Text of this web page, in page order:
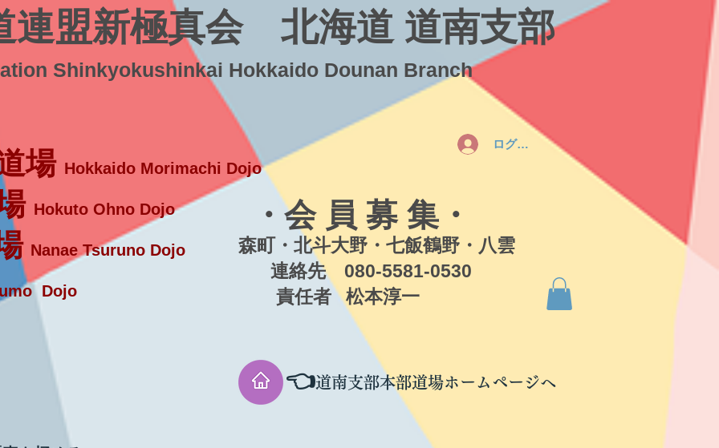
連盟新極真会 北海道 道南支部
Shinkyokushinkai Hokkaido Dounan Branch
ログイン
・会 員 募 集・
森町・北斗大野・七飯鶴野・八雲
連絡先 080-5581-0530
責任者 松本淳一
場 Hokkaido Morimachi Dojo
Hokuto Ohno Dojo
Nanae Tsuruno Dojo
Dojo
👈道南支部本部道場ホームページへ